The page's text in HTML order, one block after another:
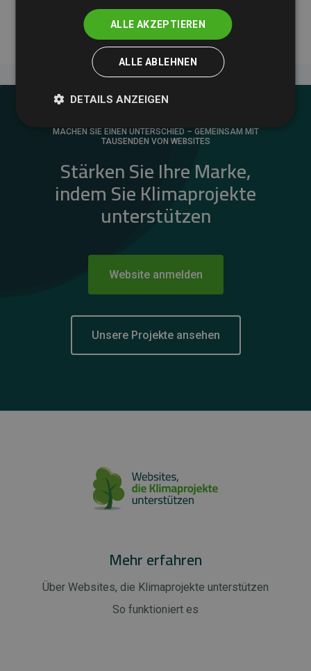
messbare Klimawirkung unseres Ansatzes.
MACHEN SIE EINEN UNTERSCHIED – GEMEINSAM MIT
TAUSENDEN VON WEBSITES
Stärken Sie Ihre Marke,
indem Sie Klimaprojekte
unterstützen
Website anmelden
Unsere Projekte ansehen
Mehr erfahren
Über Websites, die Klimaprojekte unterstützen
So funktioniert es
ALLE AKZEPTIEREN
ALLE ABLEHNEN
DETAILS ANZEIGEN